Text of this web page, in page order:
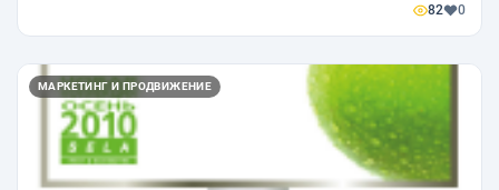
82 0
МАРКЕТИНГ И ПРОДВИЖЕНИЕ